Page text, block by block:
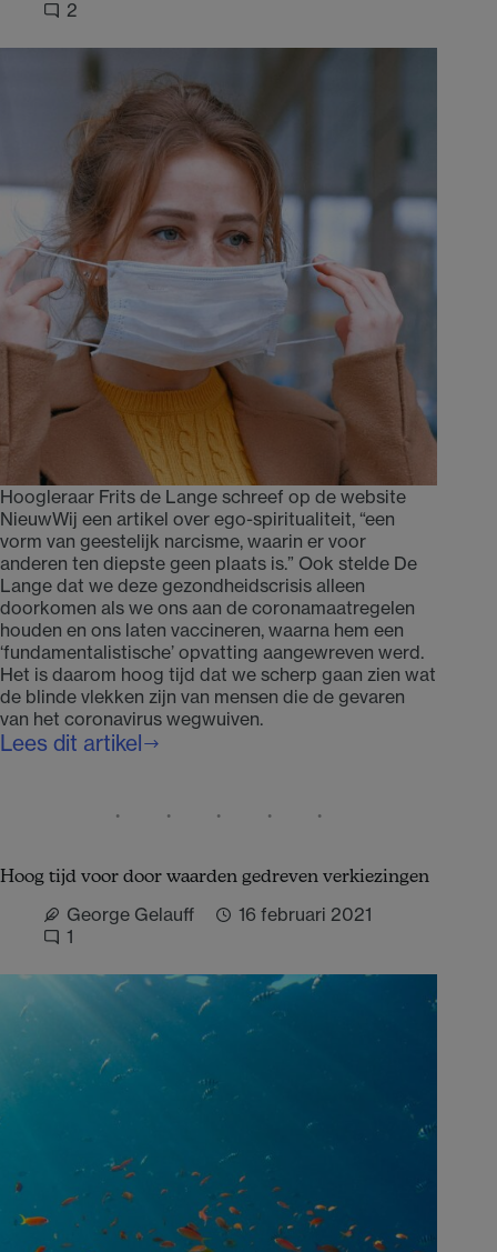
2
Hoogleraar Frits de Lange schreef op de website
NieuwWij een artikel over ego-spiritualiteit, “een
vorm van geestelijk narcisme, waarin er voor
anderen ten diepste geen plaats is.” Ook stelde De
Lange dat we deze gezondheidscrisis alleen
doorkomen als we ons aan de coronamaatregelen
houden en ons laten vaccineren, waarna hem een
‘fundamentalistische’ opvatting aangewreven werd.
Het is daarom hoog tijd dat we scherp gaan zien wat
de blinde vlekken zijn van mensen die de gevaren
van het coronavirus wegwuiven.
Lees dit artikel
De
Hoog tijd voor door waarden gedreven verkiezingen
George Gelauff
16 februari 2021
1